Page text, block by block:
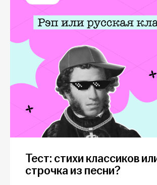
Тест: стихи классиков
строчка из песни?